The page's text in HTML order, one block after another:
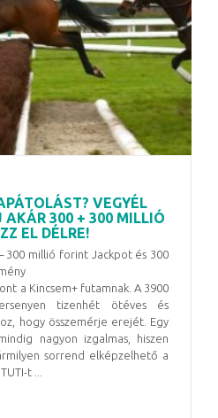
VEGYÉL
AKÁR 300 + 300 MILLIÓ
EL DÉLRE!
300 millió forint Jackpot és 300
a Kincsem+ futamnak. A 3900
tizenhét ötéves és
hogy összemérje erejét. Egy
nagyon izgalmas, hiszen
sorrend elképzelhető a
t ...